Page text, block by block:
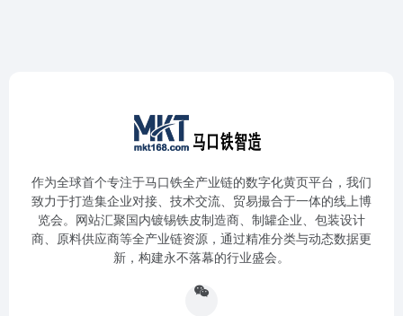
作为全球首个专注于马口铁全产业链的数字化黄页平台，我们
致力于打造集企业对接、技术交流、贸易撮合于一体的线上博
览会。网站汇聚国内镀锡铁皮制造商、制罐企业、包装设计
商、原料供应商等全产业链资源，通过精准分类与动态数据更
新，构建永不落幕的行业盛会。